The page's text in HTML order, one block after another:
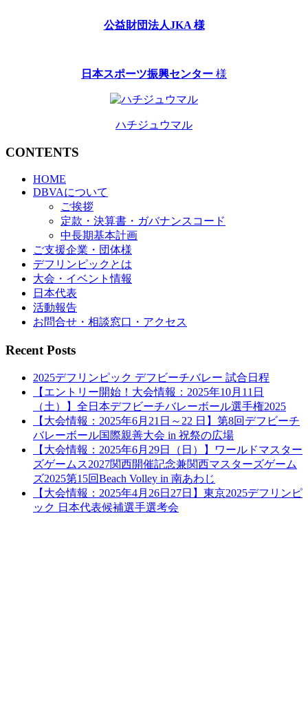
公益財団法人JKA 様
日本スポーツ振興センター 様
ハチジュウマル
CONTENTS
HOME
DBVAについて
ご挨拶
定款・決算書・ガバナンスコード
中長期基本計画
ご支援企業・団体様
デフリンピックとは
大会・イベント情報
日本代表
活動報告
お問合せ・相談窓口・アクセス
Recent Posts
2025デフリンピック デフビーチバレー 試合日程
【エントリー開始！大会情報：2025年10月11日
（土）】全日本デフビーチバレーボール選手権2025
【大会情報：2025年6月21日～22 日】第8回デフビーチ
バレーボール国際親善大会 in 祝祭の広場
【大会情報：2025年6月29日（日）】ワールドマスター
ズゲームス2027関西開催記念兼関西マスターズゲーム
ズ2025第15回Beach Volley in 南あわじ
【大会情報：2025年4月26日27日】東京2025デフリンピ
ック 日本代表候補選手選考会